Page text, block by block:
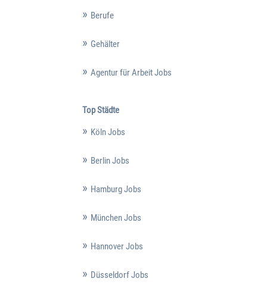
Berufe
Gehälter
Agentur für Arbeit Jobs
Top Städte
Köln Jobs
Berlin Jobs
Hamburg Jobs
München Jobs
Hannover Jobs
Düsseldorf Jobs